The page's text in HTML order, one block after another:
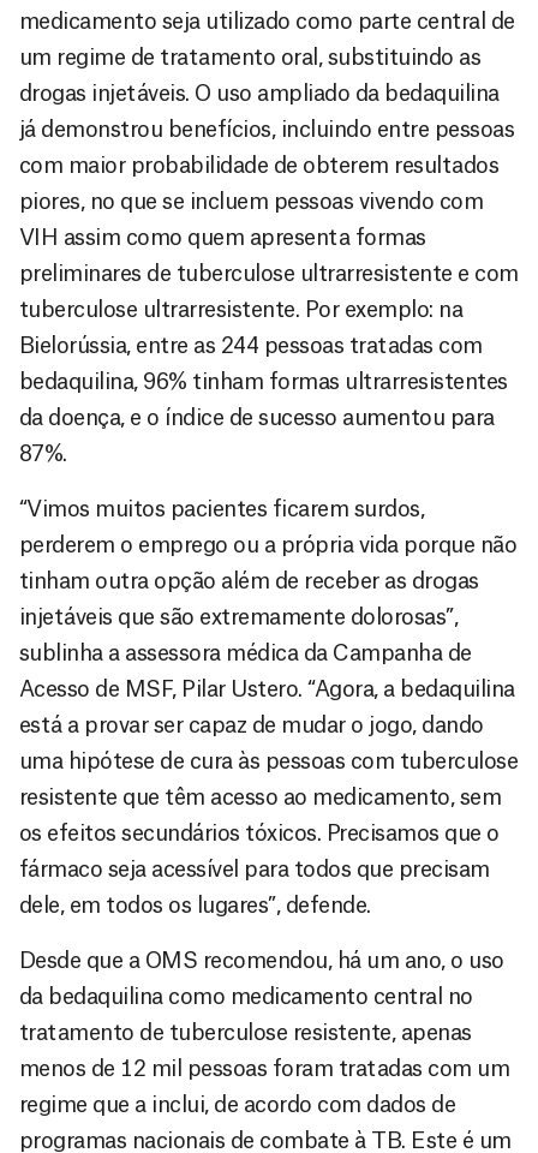
medicamento seja utilizado como parte central de
um regime de tratamento oral, substituindo as
drogas injetáveis. O uso ampliado da bedaquilina
já demonstrou benefícios, incluindo entre pessoas
com maior probabilidade de obterem resultados
piores, no que se incluem pessoas vivendo com
VIH assim como quem apresenta formas
preliminares de tuberculose ultrarresistente e com
tuberculose ultrarresistente. Por exemplo: na
Bielorússia, entre as 244 pessoas tratadas com
bedaquilina, 96% tinham formas ultrarresistentes
da doença, e o índice de sucesso aumentou para
87%.
“Vimos muitos pacientes ficarem surdos,
perderem o emprego ou a própria vida porque não
tinham outra opção além de receber as drogas
injetáveis que são extremamente dolorosas”,
sublinha a assessora médica da Campanha de
Acesso de MSF, Pilar Ustero. “Agora, a bedaquilina
está a provar ser capaz de mudar o jogo, dando
uma hipótese de cura às pessoas com tuberculose
resistente que têm acesso ao medicamento, sem
os efeitos secundários tóxicos. Precisamos que o
fármaco seja acessível para todos que precisam
dele, em todos os lugares”, defende.
Desde que a OMS recomendou, há um ano, o uso
da bedaquilina como medicamento central no
tratamento de tuberculose resistente, apenas
menos de 12 mil pessoas foram tratadas com um
regime que a inclui, de acordo com dados de
programas nacionais de combate à TB. Este é um